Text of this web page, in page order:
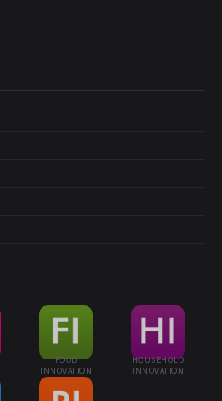
FOOD
INNOVATION
HOUSEHOLD
INNOVATION